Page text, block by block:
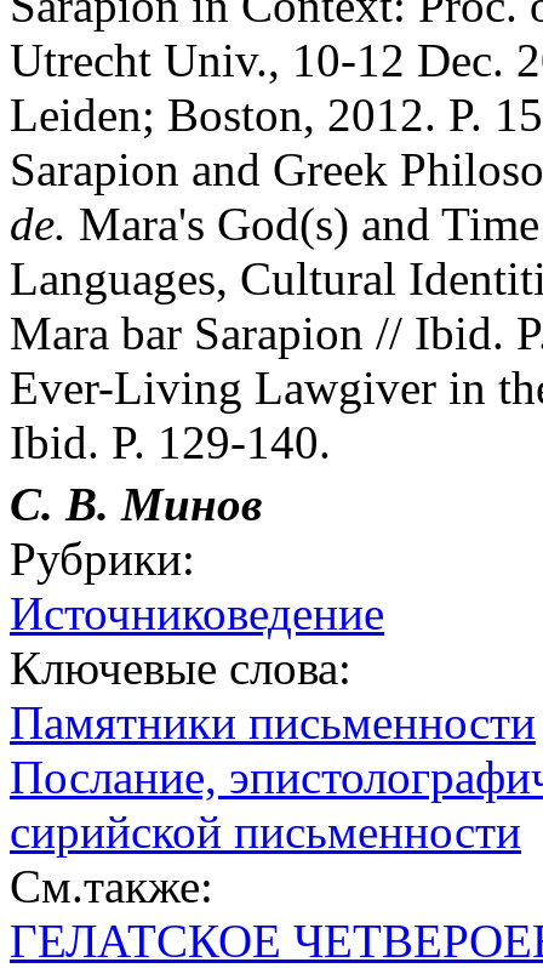
Utrecht Univ., 10-12 Dec.
Leiden; Boston, 2012. P.
Sarapion and Greek
de. Mara's God(s) and
Languages, Cultural
Mara bar Sarapion // Ibid.
Ever-Living Lawgiver in
Ibid. P. 129-140.
С. В. Минов
Рубрики:
Источниковедение
Ключевые слова:
Памятники письменности
Послание,
сирийской письменности
См.также:
ГЕЛАТСКОЕ